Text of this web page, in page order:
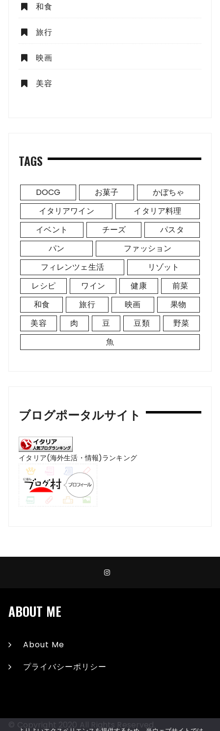
和食
旅行
映画
美容
TAGS
DOCG お菓子
かぼちゃ
イタリアワイン
イタリア料理
イベント
チーズ
パスタ
パン
ファッション
フィレンツェ生活
リゾット
レシピ
ワイン 健康
前菜
和食
旅行 映画
果物
美容
肉 豆 豆類
野菜
魚
ブログポータルサイト
イタリア(海外生活・情報)ランキング
ABOUT ME
About Me
プライバシーポリシー
© Copyright 2020 All Rights Reserved.